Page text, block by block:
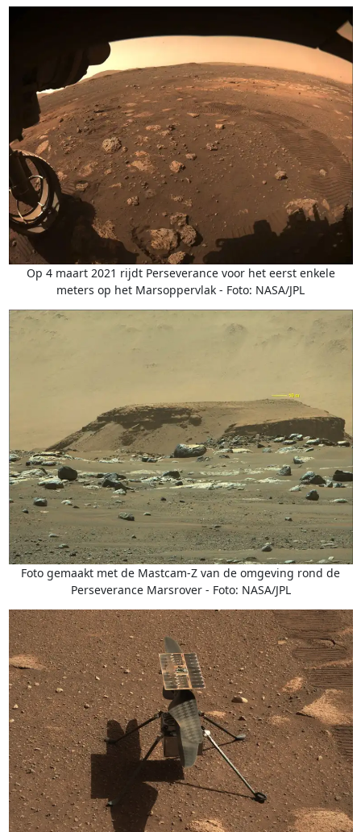
Op 4 maart 2021 rijdt Perseverance voor het eerst enkele
meters op het Marsoppervlak - Foto: NASA/JPL
Foto gemaakt met de Mastcam-Z van de omgeving rond de
Perseverance Marsrover - Foto: NASA/JPL